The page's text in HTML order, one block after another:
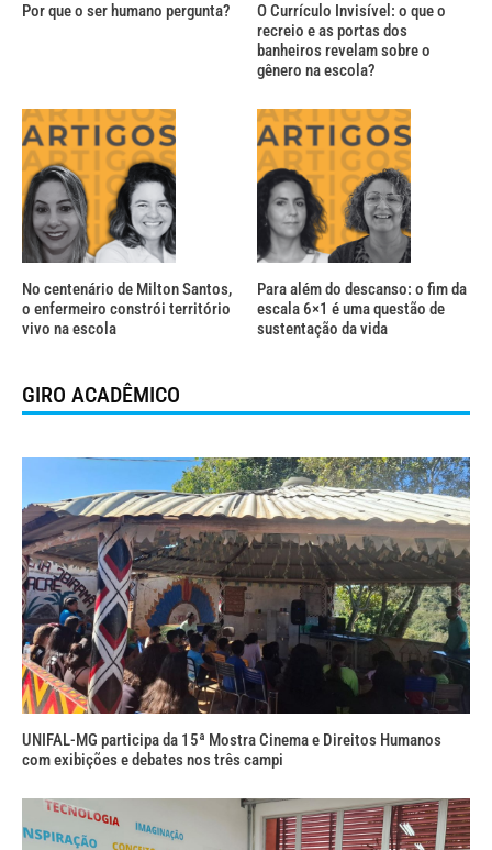
Por que o ser humano pergunta?
O Currículo Invisível: o que o
recreio e as portas dos
banheiros revelam sobre o
gênero na escola?
No centenário de Milton Santos,
o enfermeiro constrói território
vivo na escola
Para além do descanso: o fim da
escala 6×1 é uma questão de
sustentação da vida
GIRO ACADÊMICO
UNIFAL-MG participa da 15ª Mostra Cinema e Direitos Humanos
com exibições e debates nos três campi